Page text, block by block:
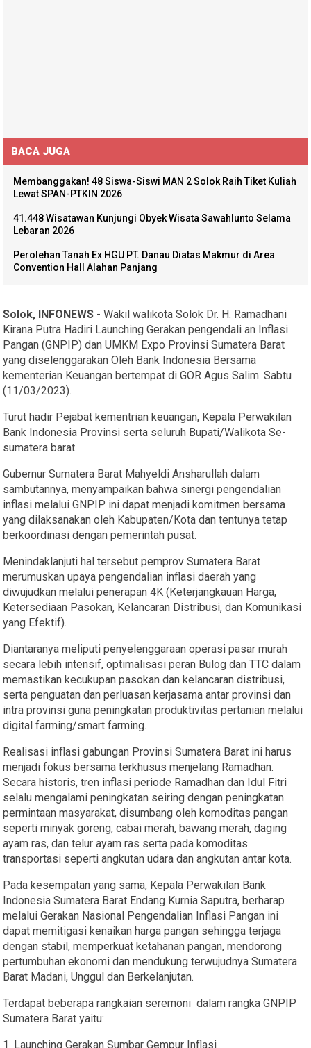
BACA JUGA
Membanggakan! 48 Siswa-Siswi MAN 2 Solok Raih Tiket Kuliah
Lewat SPAN-PTKIN 2026
41.448 Wisatawan Kunjungi Obyek Wisata Sawahlunto Selama
Lebaran 2026
Perolehan Tanah Ex HGU PT. Danau Diatas Makmur di Area
Convention Hall Alahan Panjang
Solok, INFONEWS - Wakil walikota Solok Dr. H. Ramadhani
Kirana Putra Hadiri Launching Gerakan pengendali an Inflasi
Pangan (GNPIP) dan UMKM Expo Provinsi Sumatera Barat
yang diselenggarakan Oleh Bank Indonesia Bersama
kementerian Keuangan bertempat di GOR Agus Salim. Sabtu
(11/03/2023).
Turut hadir Pejabat kementrian keuangan, Kepala Perwakilan
Bank Indonesia Provinsi serta seluruh Bupati/Walikota Se-
sumatera barat.
Gubernur Sumatera Barat Mahyeldi Ansharullah dalam
sambutannya, menyampaikan bahwa sinergi pengendalian
inflasi melalui GNPIP ini dapat menjadi komitmen bersama
yang dilaksanakan oleh Kabupaten/Kota dan tentunya tetap
berkoordinasi dengan pemerintah pusat.
Menindaklanjuti hal tersebut pemprov Sumatera Barat
merumuskan upaya pengendalian inflasi daerah yang
diwujudkan melalui penerapan 4K (Keterjangkauan Harga,
Ketersediaan Pasokan, Kelancaran Distribusi, dan Komunikasi
yang Efektif).
Diantaranya meliputi penyelenggaraan operasi pasar murah
secara lebih intensif, optimalisasi peran Bulog dan TTC dalam
memastikan kecukupan pasokan dan kelancaran distribusi,
serta penguatan dan perluasan kerjasama antar provinsi dan
intra provinsi guna peningkatan produktivitas pertanian melalui
digital farming/smart farming.
Realisasi inflasi gabungan Provinsi Sumatera Barat ini harus
menjadi fokus bersama terkhusus menjelang Ramadhan.
Secara historis, tren inflasi periode Ramadhan dan Idul Fitri
selalu mengalami peningkatan seiring dengan peningkatan
permintaan masyarakat, disumbang oleh komoditas pangan
seperti minyak goreng, cabai merah, bawang merah, daging
ayam ras, dan telur ayam ras serta pada komoditas
transportasi seperti angkutan udara dan angkutan antar kota.
Pada kesempatan yang sama, Kepala Perwakilan Bank
Indonesia Sumatera Barat Endang Kurnia Saputra, berharap
melalui Gerakan Nasional Pengendalian Inflasi Pangan ini
dapat memitigasi kenaikan harga pangan sehingga terjaga
dengan stabil, memperkuat ketahanan pangan, mendorong
pertumbuhan ekonomi dan mendukung terwujudnya Sumatera
Barat Madani, Unggul dan Berkelanjutan.
Terdapat beberapa rangkaian seremoni dalam rangka GNPIP
Sumatera Barat yaitu:
1. Launching Gerakan Sumbar Gempur Inflasi